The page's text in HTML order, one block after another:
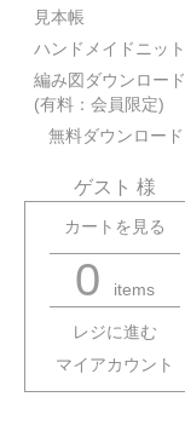
見本帳
ハンドメイドニット
編み図ダウンロード
(有料：会員限定)
無料ダウンロード
ゲスト 様
カートを見る
0 items
レジに進む
マイアカウント